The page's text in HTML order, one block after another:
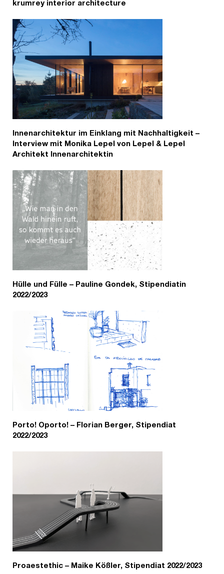
krumrey interior architecture
Innenarchitektur im Einklang mit Nachhaltigkeit –
Interview mit Monika Lepel von Lepel & Lepel
Architekt Innenarchitektin
Hülle und Fülle – Pauline Gondek, Stipendiatin
2022/2023
Porto! Oporto! – Florian Berger, Stipendiat
2022/2023
Proaestethic – Maike Kößler, Stipendiat 2022/2023